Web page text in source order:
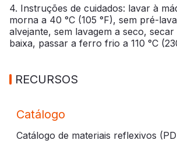
4. Instruções de cuidados: lavar à
morna a 40 °C (105 °F), sem pré-
alvejante, sem lavagem a seco,
baixa, passar a ferro frio a 110 °C
RECURSOS
Catálogo
Catálogo de materiais reflexivos